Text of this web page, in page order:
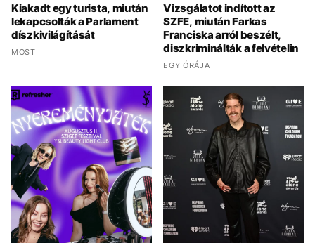
Kiakadt egy turista, miután
lekapcsolták a Parlament
díszkivilágítását
MOST
Vizsgálatot indított az
SZFE, miután Farkas
Franciska arról beszélt,
diszkriminálták a felvételin
EGY ÓRÁJA